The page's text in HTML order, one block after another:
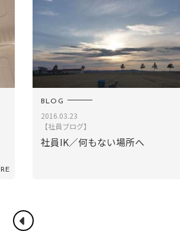
BLOG
営業ブログ
美味しいハンバーグ